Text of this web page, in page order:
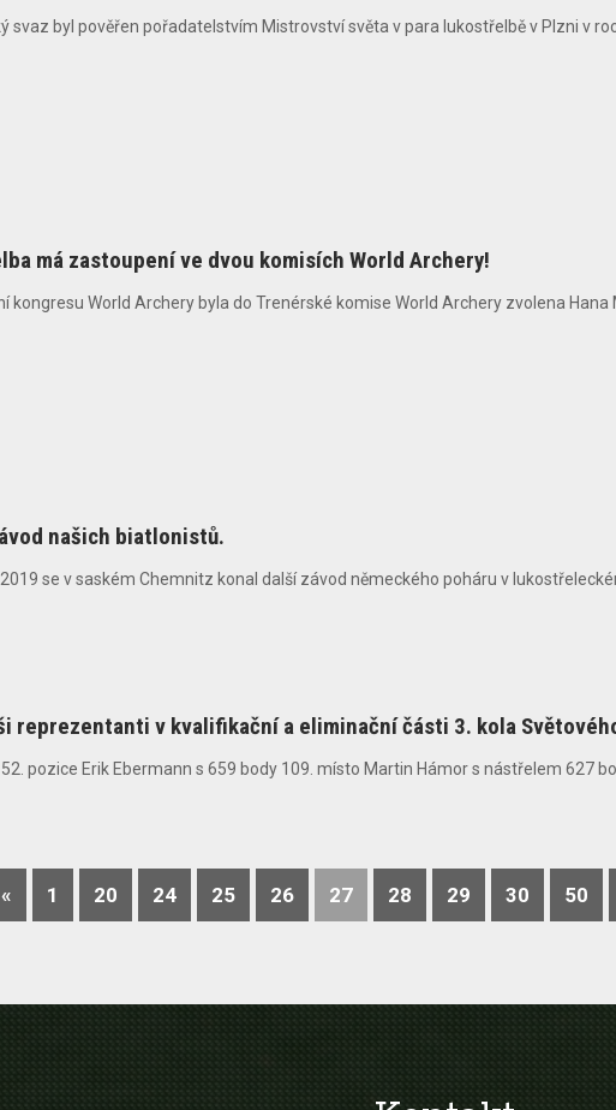
svaz byl pověřen pořadatelstvím Mistrovství světa v para lukostřelbě v Plzni v
má zastoupení ve dvou komisích World Archery!
kongresu World Archery byla do Trenérské komise World Archery zvolena Hana
našich biatlonistů.
se v saském Chemnitz konal další závod německého poháru v
reprezentanti v kvalifikační a eliminační části 3. kola
pozice Erik Ebermann s 659 body 109. místo Martin Hámor s nástřelem 627
« 1 20 24 25 26 27 28 29 30 50